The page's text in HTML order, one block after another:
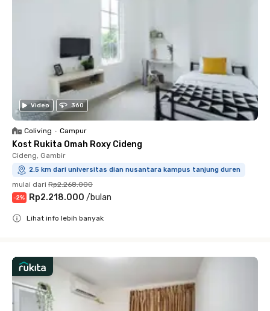
Video 360
Coliving • Campur
Kost Rukita Omah Roxy Cideng
Cideng, Gambir
2.5 km dari universitas dian nusantara kampus tanjung duren
mulai dari Rp2.268.000
-2% Rp2.218.000 /bulan
Lihat info lebih banyak